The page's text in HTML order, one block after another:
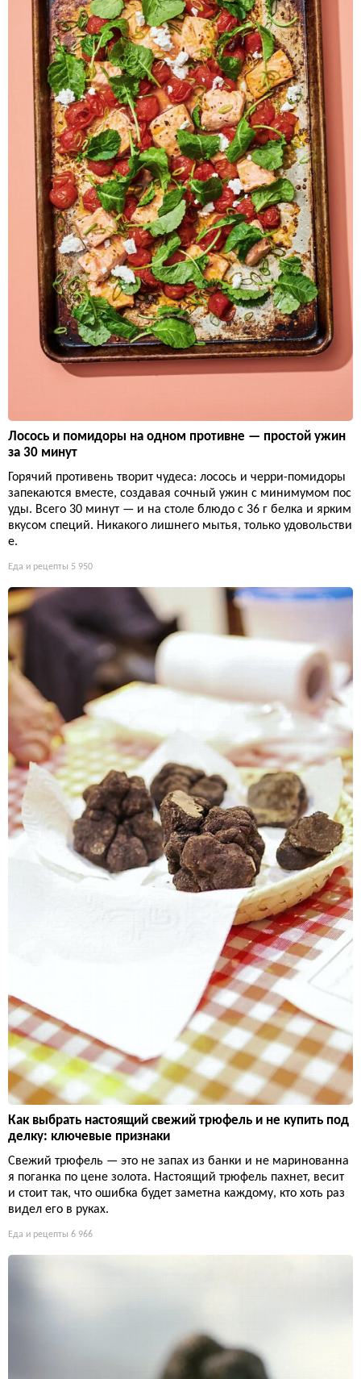
Лосось и помидоры на одном противне — простой ужин
за 30 минут
Горячий противень творит чудеса: лосось и черри-помидоры
запекаются вместе, создавая сочный ужин с минимумом пос
уды. Всего 30 минут — и на столе блюдо с 36 г белка и ярким
вкусом специй. Никакого лишнего мытья, только удовольстви
е.
Еда и рецепты 5 950
Как выбрать настоящий свежий трюфель и не купить под
делку: ключевые признаки
Свежий трюфель — это не запах из банки и не маринованна
я поганка по цене золота. Настоящий трюфель пахнет, весит
и стоит так, что ошибка будет заметна каждому, кто хоть раз
видел его в руках.
Еда и рецепты 6 966